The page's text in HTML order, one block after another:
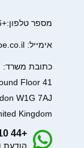
מספר טלפון:+447761980356
אימייל: sales@aisope.co.il
כתובת משרד:
Floor
W1G 7AJ
Kingdom
+44 7410 2065017
הודעת